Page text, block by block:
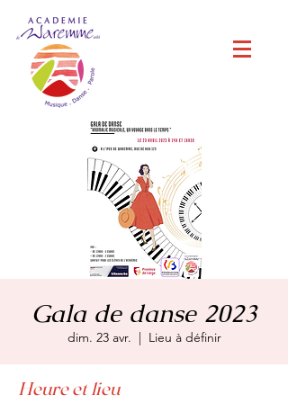
Gala de danse 2023
dim. 23 avr.
  |
Lieu à définir
Heure et lieu